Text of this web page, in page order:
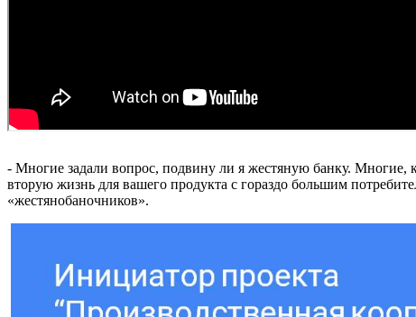
- Многие задали вопрос, подвину ли я жестяную банку. Многие,
вторую жизнь для вашего продукта с гораздо большим
«жестянобаночников».